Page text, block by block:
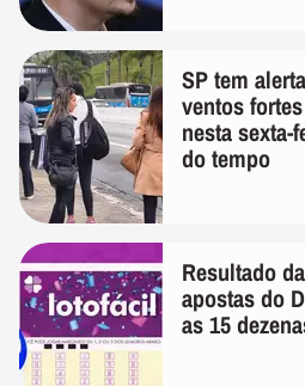
SP tem
ventos
nesta sexta-
do tempo
Resultado
apostas do
as 15